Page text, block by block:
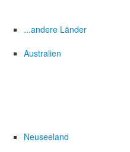
...andere Länder
Australien
Neuseeland